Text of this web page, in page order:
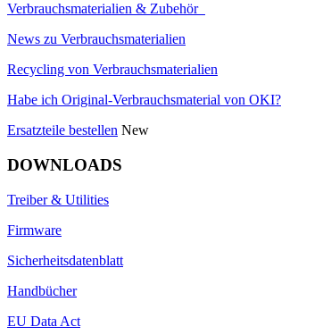
Verbrauchsmaterialien & Zubehör
News zu Verbrauchsmaterialien
Recycling von Verbrauchsmaterialien
Habe ich Original-Verbrauchsmaterial von OKI?
Ersatzteile bestellen New
DOWNLOADS
Treiber & Utilities
Firmware
Sicherheitsdatenblatt
Handbücher
EU Data Act